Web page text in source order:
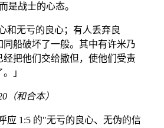
是战士的心态。
和无亏的良心；有人丢弃良
同船破坏了一般。其中有许米乃
经把他们交给撒但，使他们受责
」
（和合本）
应 1:5 的"无亏的良心、无伪的信